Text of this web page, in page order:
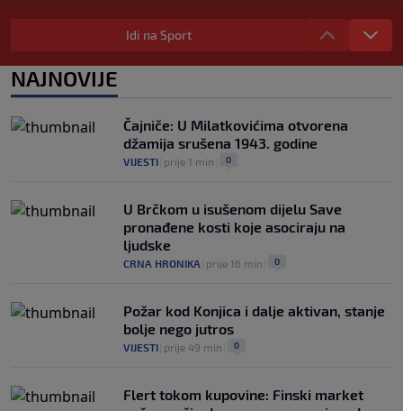
Barcelona poslala prvu ponudu za
Rodrija, Manchester City traži znatno
0
trener u historiji i jedan od najplaćenijih
selektora svijeta
NOGOMET
Idi na Sport
NAJNOVIJE
Čajniče: U Milatkovićima otvorena
džamija srušena 1943. godine
VIJESTI prije 1 min 0
U Brčkom u isušenom dijelu Save
pronađene kosti koje asociraju na
ljudske
CRNA HRONIKA prije 16 min 0
Požar kod Konjica i dalje aktivan, stanje
bolje nego jutros
VIJESTI prije 49 min 0
Flert tokom kupovine: Finski market